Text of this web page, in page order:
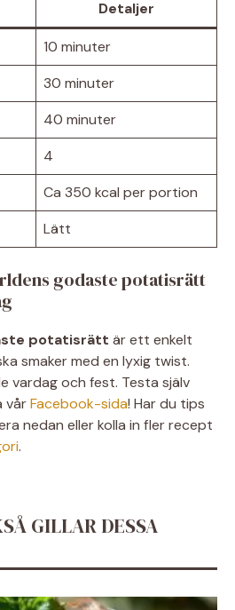
Detaljer
10 minuter
30 minuter
40 minuter
4
Ca 350 kcal per portion
Lätt
godaste potatisrätt
potatisrätt är ett enkelt
smaker med en lyxig twist.
vardag och fest. Testa själv
vårFacebook-sida! Har du tips
nedan eller kolla in fler recept
.
GILLAR DESSA